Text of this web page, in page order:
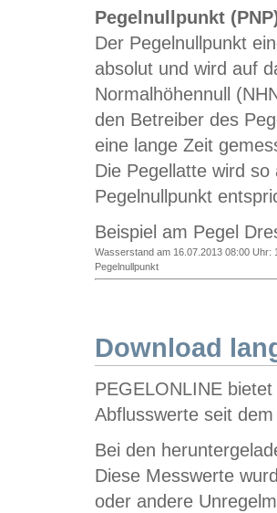
Pegelnullpunkt
Der Pegelnullpunkt
absolut und wird auf
Normalhöhennull
den Betreiber des
eine lange Zeit
Die Pegellatte wird
Pegelnullpunkt
Beispiel am Pegel
Wasserstand am 16.07.2013 08:00 Uhr:
Pegelnullpunkt
Download
PEGELONLINE
Abflusswerte seit
Bei den
Diese Messwerte
oder andere